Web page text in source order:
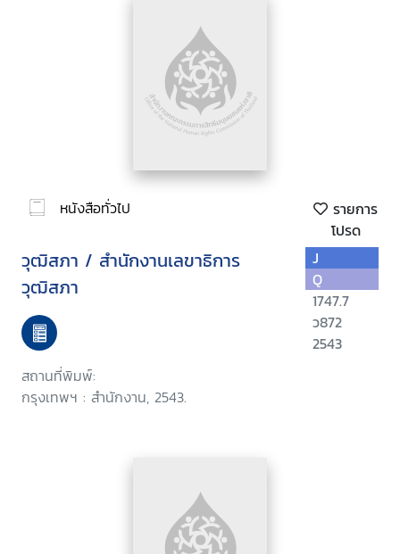
หนังสือทั่วไป
รายการ
โปรด
วุฒิสภา / สำนักงานเลขาธิการ
วุฒิสภา
สถานที่พิมพ์:
กรุงเทพฯ : สำนักงาน, 2543.
J
Q
1747.7
ว872
2543